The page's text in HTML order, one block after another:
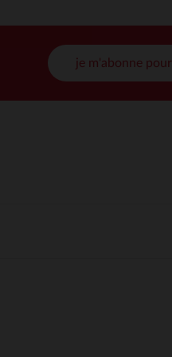
je m'abonne pour